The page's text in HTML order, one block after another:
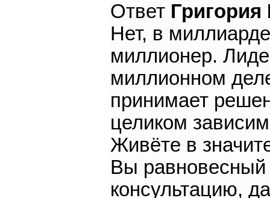
Ответ
Нет, в
миллионер.
миллионном
принимает
целиком
Живёте в
Вы равновесный
консультацию,